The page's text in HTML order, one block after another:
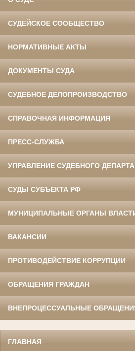
СУДЕЙСКОЕ СООБЩЕСТВО
НОРМАТИВНЫЕ АКТЫ
ДОКУМЕНТЫ СУДА
СУДЕБНОЕ ДЕЛОПРОИЗВОДСТВО
СПРАВОЧНАЯ ИНФОРМАЦИЯ
ПРЕСС-СЛУЖБА
УПРАВЛЕНИЕ СУДЕБНОГО
СУДЫ СУБЪЕКТА РФ
МУНИЦИПАЛЬНЫЕ ОРГАНЫ
ВАКАНСИИ
ПРОТИВОДЕЙСТВИЕ КОРРУПЦИИ
ОБРАЩЕНИЯ ГРАЖДАН
ВНЕПРОЦЕССУАЛЬНЫЕ
ГЛАВНАЯ